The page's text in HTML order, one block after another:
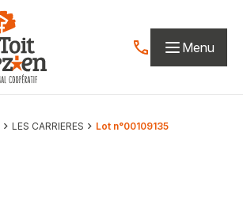
Contactez-nous
Menu
LES CARRIERES Lot n°00109135